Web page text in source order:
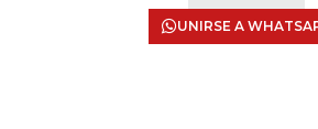
UNIRSE A